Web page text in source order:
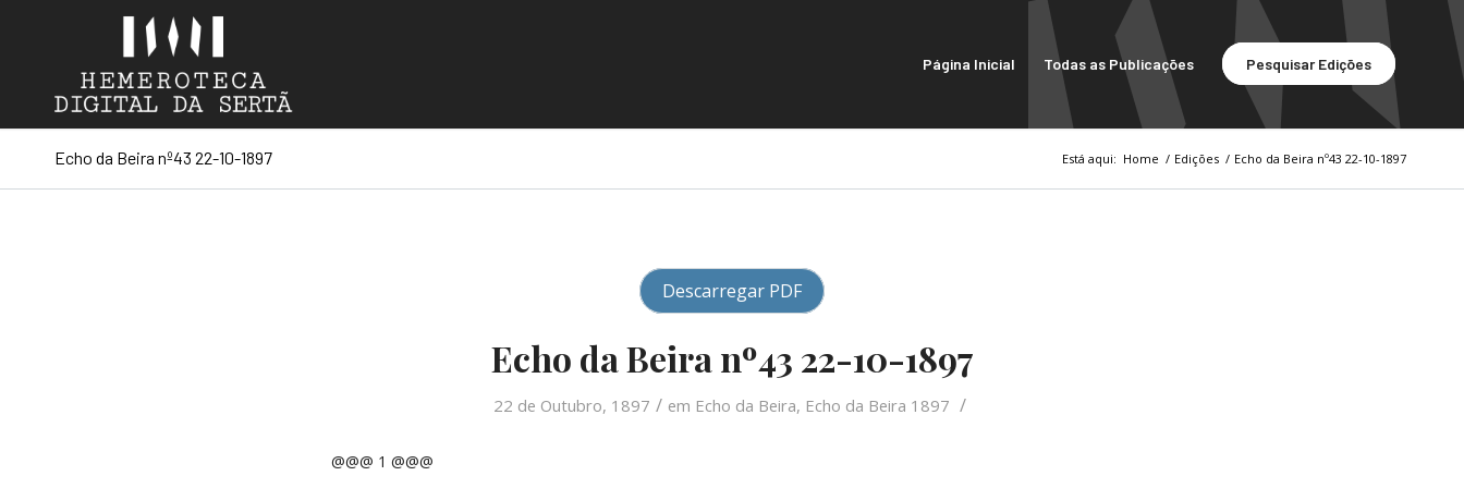
Página Inicial Todas as Publicações Pesquisar Edições
Echo da Beira nº43 22-10-1897 Está aqui: Home / Edições / Echo da Beira nº43 22-10-1897
Descarregar PDF
Echo da Beira nº43 22-10-1897
22 de Outubro, 1897 / em Echo da Beira, Echo da Beira 1897 /
@@@ 1 @@@